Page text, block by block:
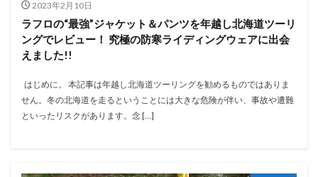
2023年2月10日
ラフロの“最強”ジャケット＆パンツを年越し北海道ツーリ
ングでレビュー！ 究極の防寒ライディングウェアに出会
えました!!
はじめに。 本記事は年越し北海道ツーリングを勧めるものではありま
せん。冬の北海道を走るということには大きな危険が伴い、事故や遭難
といったリスクがあります。念 […]